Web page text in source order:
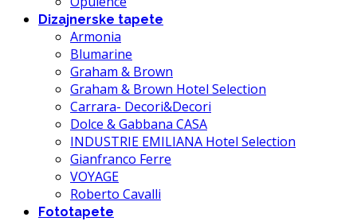
Dizajnerske tapete
Armonia
Blumarine
Graham & Brown
Graham & Brown Hotel Selection
Carrara- Decori&Decori
Dolce & Gabbana CASA
INDUSTRIE EMILIANA Hotel Selection
Gianfranco Ferre
VOYAGE
Roberto Cavalli
Fototapete